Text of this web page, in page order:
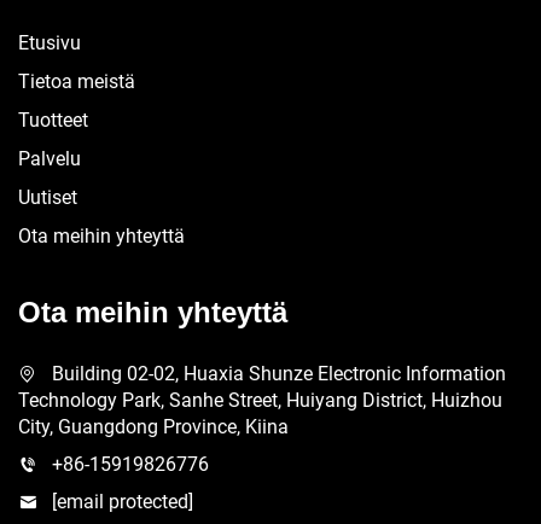
Etusivu
Tietoa meistä
Tuotteet
Palvelu
Uutiset
Ota meihin yhteyttä
Ota meihin yhteyttä
Building 02-02, Huaxia Shunze Electronic Information
Technology Park, Sanhe Street, Huiyang District, Huizhou
City, Guangdong Province, Kiina
+86-15919826776
[email protected]